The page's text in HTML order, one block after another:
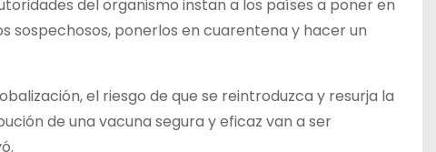
del organismo instan a los países a poner en
sospechosos, ponerlos en cuarentena y hacer un
el riesgo de que se reintroduzca y resurja la
de una vacuna segura y eficaz van a ser